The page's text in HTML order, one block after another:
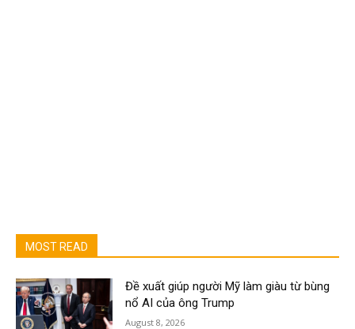
MOST READ
Đề xuất giúp người Mỹ làm giàu từ bùng
nổ AI của ông Trump
August 8, 2026